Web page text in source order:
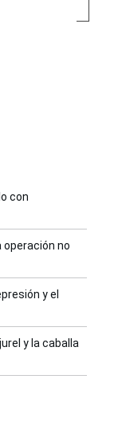
con
no
y el
y la caballa